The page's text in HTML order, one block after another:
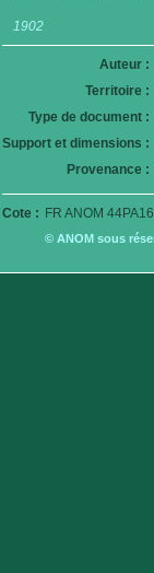
1902
Auteur :
Territoire :
Type de document :
Support et dimensions :
Provenance :
Cote : FR ANOM
© ANOM sous